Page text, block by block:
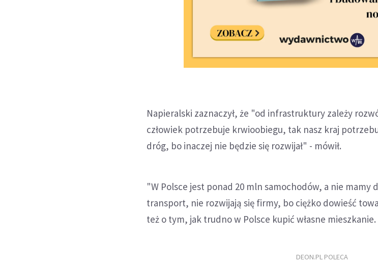
Napieralski zaznaczył, że "od infrastruktury zależy
człowiek potrzebuje krwioobiegu, tak nasz kraj
dróg, bo inaczej nie będzie się rozwijał" - mówił.
"W Polsce jest ponad 20 mln samochodów, a nie mamy
transport, nie rozwijają się firmy, bo ciężko dowieść
też o tym, jak trudno w Polsce kupić własne mieszkanie.
DEON.PL POLECA